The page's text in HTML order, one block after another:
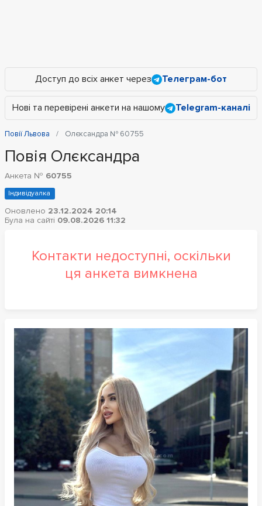
Доступ до всіх анкет через Телеграм-бот
Нові та перевірені анкети на нашому Telegram-каналі
Повії Львова Олєксандра № 60755
Повія Олєксандра
Анкета № 60755
Індивідуалка
Оновлено 23.12.2024 20:14
Була на сайті 09.08.2026 11:32
Контакти недоступні, оскільки
ця анкета вимкнена